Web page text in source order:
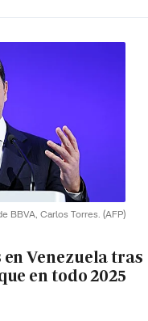
BBVA, Carlos Torres. (AFP)
en Venezuela tras
en todo 2025